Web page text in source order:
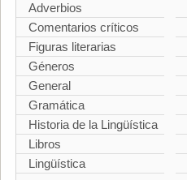
Adverbios
Comentarios críticos
Figuras literarias
Géneros
General
Gramática
Historia de la Lingüística
Libros
Lingüística